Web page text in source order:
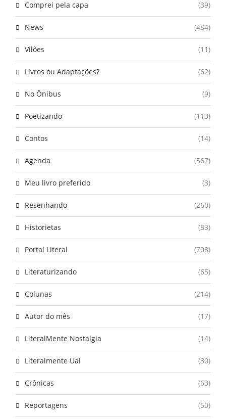
Comprei pela capa (39)
News (484)
Vilões (11)
Livros ou Adaptações? (62)
No Ônibus (9)
Poetizando (113)
Contos (14)
Agenda (567)
Meu livro preferido (3)
Resenhando (260)
Historietas (83)
Portal Literal (708)
Literaturizando (65)
Colunas (214)
Autor do mês (17)
LiteralMente Nostalgia (14)
Literalmente Uai (30)
Crônicas (63)
Reportagens (50)